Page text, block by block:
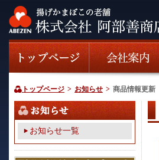
トップページ > お知らせ > 商品情報更新
お知らせ一覧